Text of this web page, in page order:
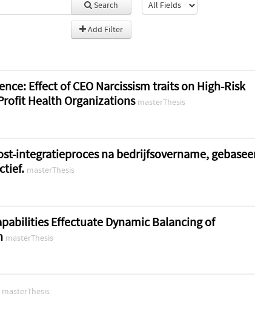
Search
Add Filter
Effect of CEO Narcissism traits on High-Risk
Health Organizations masterThesis
integratieproces na bedrijfsovername,
masterThesis
Effectuate Dynamic Balancing of
masterThesis
masterThesis